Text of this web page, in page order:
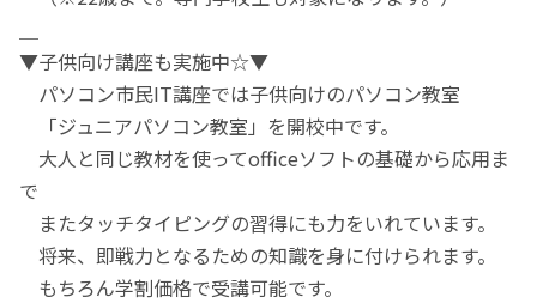
▼子供向け講座も実施中☆▼
パソコン市民IT講座では子供向けのパソコン教室
「ジュニアパソコン教室」を開校中です。
大人と同じ教材を使ってofficeソフトの基礎から応用ま
で
またタッチタイピングの習得にも力をいれています。
将来、即戦力となるための知識を身に付けられます。
もちろん学割価格で受講可能です。